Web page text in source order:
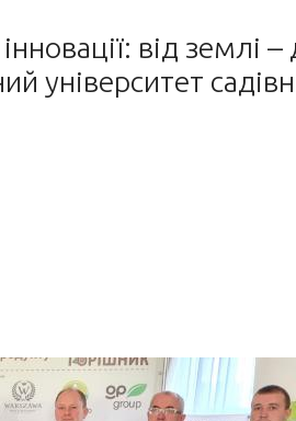
від землі
університет